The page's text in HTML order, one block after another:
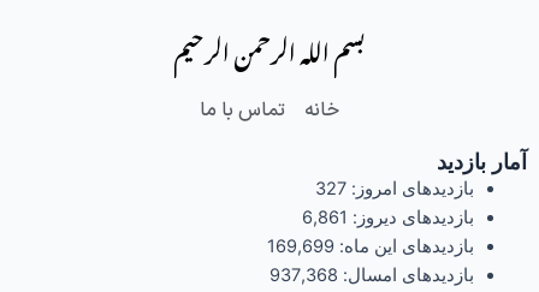
بسم الله الرحمن الرحیم
خانه تماس با ما
آمار بازدید
بازدیدهای امروز: 327
بازدیدهای دیروز: 6,861
بازدیدهای این ماه: 169,699
بازدیدهای امسال: 937,368